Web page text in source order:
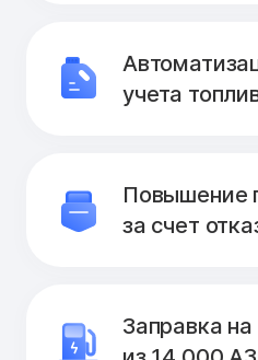
учета
Повышение
за счет
Заправка